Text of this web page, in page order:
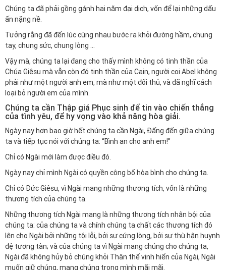
Chúng ta đã phải gồng gánh hai năm đại dịch, vốn để lại những dấu
ấn nặng nề.
Tưởng rằng đã đến lúc cùng nhau bước ra khỏi đường hầm, chung
tay, chung sức, chung lòng …
Vậy mà, chúng ta lại đang cho thấy mình không có tinh thần của
Chúa Giêsu mà vẫn còn đó tinh thần của Cain, người coi Abel không
phải như một người anh em, mà như một đối thủ, và đã nghĩ cách
loại bỏ người em của mình.
Chúng ta cần Thập giá Phục sinh để tin vào chiến thắng
của tình yêu, để hy vọng vào khả năng hòa giải.
Ngày nay hơn bao giờ hết chúng ta cần Ngài, Đấng đến giữa chúng
ta và tiếp tục nói với chúng ta: “Bình an cho anh em!”
Chỉ có Ngài mới làm được điều đó.
Ngày nay chỉ mình Ngài có quyền công bố hòa bình cho chúng ta.
Chỉ có Đức Giêsu, vì Ngài mang những thương tích, vốn là những
thương tích của chúng ta.
Những thương tích Ngài mang là những thương tích nhân bội của
chúng ta: của chúng ta và chính chúng ta chất các thương tích đó
lên cho Ngài bởi những tội lỗi, bởi sự cứng lòng, bởi sự thù hận huynh
đệ tương tàn; và của chúng ta vì Ngài mang chúng cho chúng ta,
Ngài đã không hủy bỏ chúng khỏi Thân thể vinh hiển của Ngài, Ngài
muốn giữ chúng, mang chúng trong mình mãi mãi.